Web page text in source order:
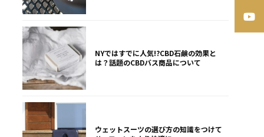
NYではすでに人気!?CBD石鹸の効果と
は？話題のCBDバス商品について
ウェットスーツの選び方の知識をつけて